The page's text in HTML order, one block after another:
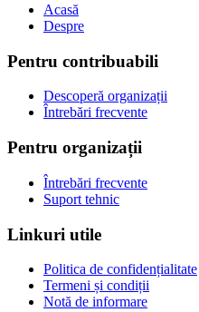
Acasă
Despre
Pentru contribuabili
Descoperă organizații
Întrebări frecvente
Pentru organizații
Întrebări frecvente
Suport tehnic
Linkuri utile
Politica de confidențialitate
Termeni și condiții
Notă de informare